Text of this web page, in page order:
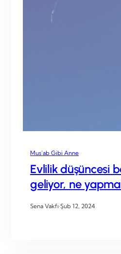
Mus’ab Gibi Anne
Evlilik düşüncesi
geliyor, ne
Sena Vakfı·Şub 12, 2024